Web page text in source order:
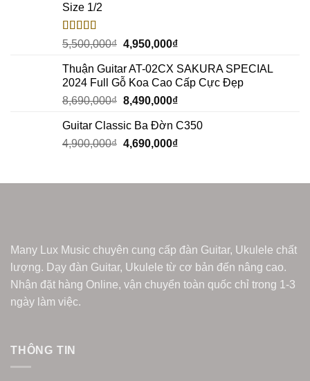
Size 1/2
Rated5.00
out of 5
5,500,000₫ 4,950,000₫
Thuận Guitar AT-02CX SAKURA SPECIAL
2024 Full Gỗ Koa Cao Cấp Cực Đẹp
8,690,000₫ 8,490,000₫
Guitar Classic Ba Đờn C350
4,900,000₫ 4,690,000₫
Many Lux Music chuyên cung cấp đàn Guitar, Ukulele chất
lượng. Dạy đàn Guitar, Ukulele từ cơ bản đến nâng cao.
Nhận đặt hàng Online, vận chuyển toàn quốc chỉ trong 1-3
ngày làm việc.
THÔNG TIN